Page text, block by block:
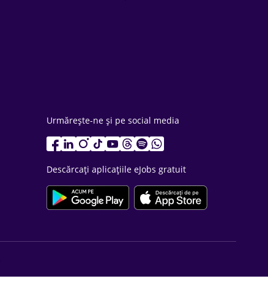
Urmărește-ne și pe social media
Descărcați aplicațiile eJobs gratuit